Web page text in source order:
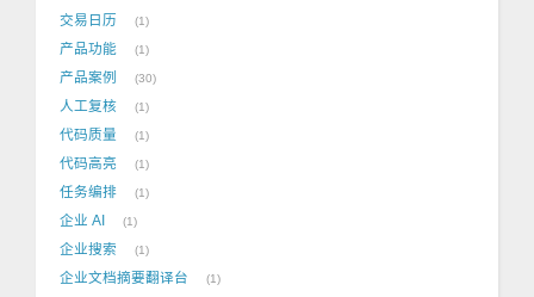
交易日历 1
产品功能 1
产品案例 30
人工复核 1
代码质量 1
代码高亮 1
任务编排 1
企业 AI 1
企业搜索 1
企业文档摘要翻译台 1